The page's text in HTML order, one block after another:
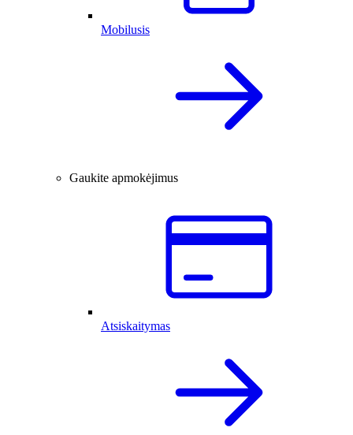
Mobilusis
Gaukite apmokėjimus
Atsiskaitymas